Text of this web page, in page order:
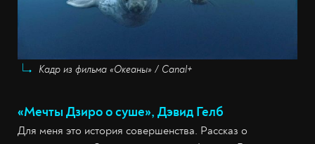
Кадр из фильма «Океаны» / Canal+
«Мечты Дзиро о суше», Дэвид Гелб
Для меня это история совершенства. Рассказ о